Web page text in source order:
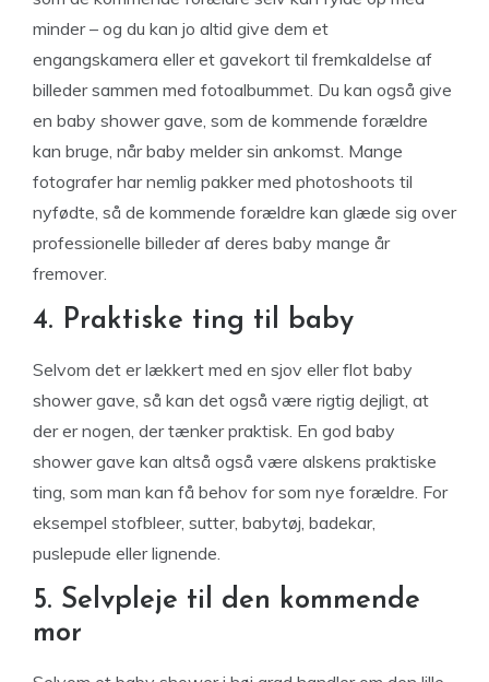
minder – og du kan jo altid give dem et
engangskamera eller et gavekort til fremkaldelse af
billeder sammen med fotoalbummet. Du kan også give
en baby shower gave, som de kommende forældre
kan bruge, når baby melder sin ankomst. Mange
fotografer har nemlig pakker med photoshoots til
nyfødte, så de kommende forældre kan glæde sig over
professionelle billeder af deres baby mange år
fremover.
4. Praktiske ting til baby
Selvom det er lækkert med en sjov eller flot baby
shower gave, så kan det også være rigtig dejligt, at
der er nogen, der tænker praktisk. En god baby
shower gave kan altså også være alskens praktiske
ting, som man kan få behov for som nye forældre. For
eksempel stofbleer, sutter, babytøj, badekar,
puslepude eller lignende.
5. Selvpleje til den kommende
mor